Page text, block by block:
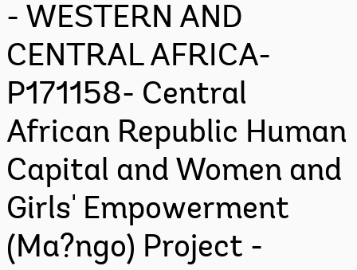
- WESTERN AND
CENTRAL AFRICA-
P171158- Central
African Republic Human
Capital and Women and
Girls' Empowerment
(Ma?ngo) Project -